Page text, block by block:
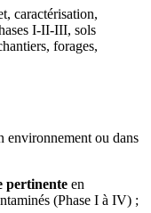
caractérisation,
I-II-III, sols
forages,
environnement ou dans
pertinente en
(Phase I à IV) ;